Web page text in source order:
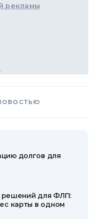
рекламы
долгов для
решений для ФЛП:
карты в одном